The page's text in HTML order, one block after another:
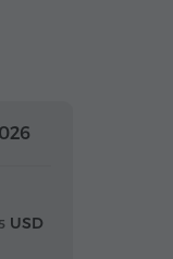
la journée
USD